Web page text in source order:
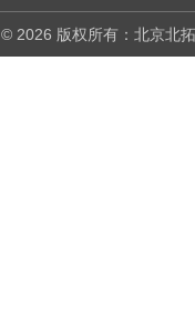
© 2026 版权所有：北京北